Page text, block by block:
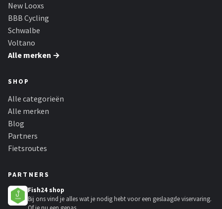
Voltano
Shimano
New Looxs
BBB Cycling
Schwalbe
Voltano
Alle merken →
SHOP
Alle categorieën
Alle merken
Blog
Partners
Fietsroutes
PARTNERS
Fish24 shop
Bij ons vind je alles wat je nodig hebt voor een geslaagde viservaring.